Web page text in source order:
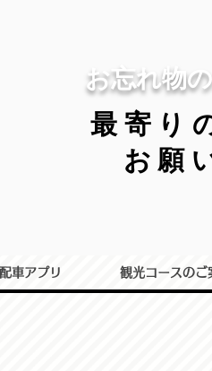
お忘れ物
最寄り
お願
車アプリ 観光コースのご